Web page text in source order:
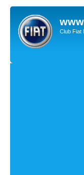
Club Fiat